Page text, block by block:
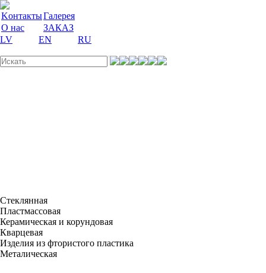
KонтактыГалерея
О нас
ЗАКАЗ
LV
EN RU
Стеклянная
Пластмассовая
Керамическая и корундовая
Кварцевая
Изделия из фтористого пластика
Металическая